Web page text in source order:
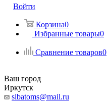
Войти
Корзина0
Избранные товары0
Сравнение товаров0
Ваш город
Иркутск
sibatoms@mail.ru